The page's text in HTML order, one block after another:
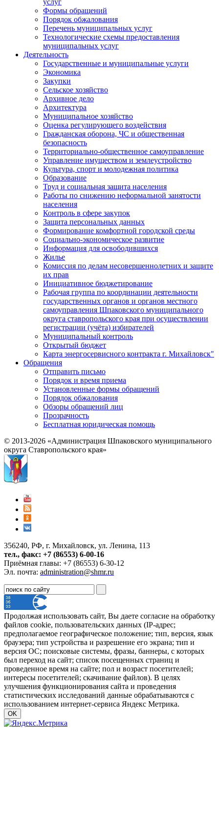
услуг
Формы обращений
Порядок обжалования
Перечень муниципальных услуг
Технологические схемы предоставления
муниципальных услуг
Деятельность
Государственные и муниципальные услуги
Экономика
Закупки
Сельское хозяйство
Архивное дело
Архитектура
Муниципальное хозяйство
Оценка регулирующего воздействия
Гражданская оборона, ЧС и общественная
безопасность
Территориально-общественное самоуправление
Управление имуществом и землеустройство
Культура, спорт и молодежная политика
Образование
Труд и социальная защита населения
Работы по снижению неформальной занятости
населения
Контроль в сфере закупок
Защита персональных данных
Формирование комфортной городской среды
Социально-экономическое развитие
Информация для освободившихся
Жилье
Комиссия по делам несовершеннолетних и защите
их прав
Инициативное бюджетирование
Рабочая группа по координации деятельности
государственных органов и органов местного
самоуправления Шпаковского муниципального
округа ставропольского края при осуществлении
регистрации (учёта) избирателей
Муниципальный контроль
Открытый бюджет
Карта энергосервисного контракта г. Михайловск"
Обращения
Отправить письмо
Порядок и время приема
Установленные формы обращений
Порядок обжалования
Обзоры обращений лиц
Прозрачность
Бесплатная юридическая помощь
© 2013-2026 «Администрация Шпаковского муниципального
округа Ставропольского края»
356240, РФ, г. Михайловск, ул. Ленина, 113
тел., факс: +7 (86553) 6-00-16
Приёмная главы: +7 (86553) 6-30-12
Эл. почта: administration@shmr.ru
Продолжая использовать сайт, Вы даете согласие на обработку
файлов cookie, пользовательских данных (IP-адрес;
предполагаемое географическое положение; тип, версия, язык
браузера; тип устройства и разрешение его экрана; тип и
версия ОС; поисковые системы, фразы, баннеры, с которых
был переход на сайт; список посещенных страниц и
проведенное время на сайте; пол и возраст посетителей;
интересы посетителей; скачивание файлов). В целях
улучшения функционирования сайта и проведения
статистических исследований данные обрабатываются с
использованием интернет-сервиса Яндекс Метрика.
OK